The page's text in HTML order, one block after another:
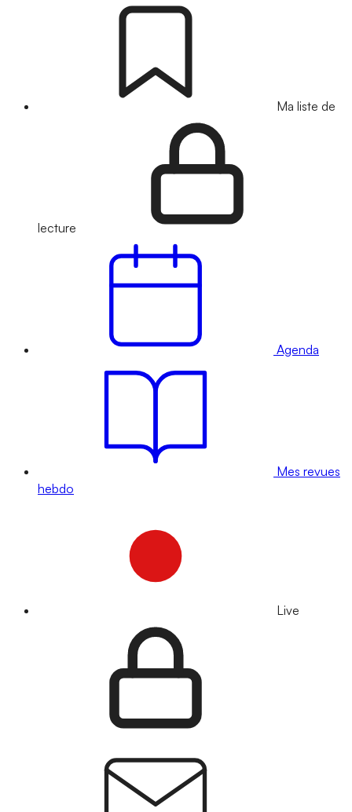
Ma liste de
lecture
Agenda
Mes revues
hebdo
Live